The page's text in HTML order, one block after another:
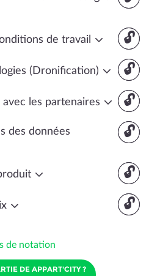
🔓
de travail
🔓
(Dronification)
🔓
les partenaires
🔓
des données
🔓
🔓
de notation
DE APPART'CITY ?